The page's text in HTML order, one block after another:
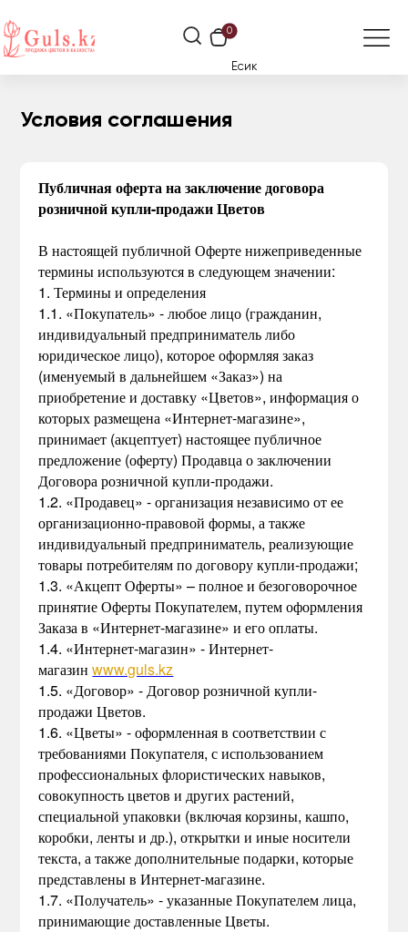
0
Есик
Условия соглашения
Публичная оферта на заключение договора
розничной купли-продажи Цветов
В настоящей публичной Оферте нижеприведенные
термины используются в следующем значении:
1. Термины и определения
1.1. «Покупатель» - любое лицо (гражданин,
индивидуальный предприниматель либо
юридическое лицо), которое оформляя заказ
(именуемый в дальнейшем «Заказ») на
приобретение и доставку «Цветов», информация о
которых размещена «Интернет-магазине»,
принимает (акцептует) настоящее публичное
предложение (оферту) Продавца о заключении
Договора розничной купли-продажи.
1.2. «Продавец» - организация независимо от ее
организационно-правовой формы, а также
индивидуальный предприниматель, реализующие
товары потребителям по договору купли-продажи;
1.3. «Акцепт Оферты» – полное и безоговорочное
принятие Оферты Покупателем, путем оформления
Заказа в «Интернет-магазине» и его оплаты.
1.4. «Интернет-магазин» - Интернет-
магазинwww.guls.kz
1.5. «Договор» - Договор розничной купли-
продажи Цветов.
1.6. «Цветы» - оформленная в соответствии с
требованиями Покупателя, с использованием
профессиональных флористических навыков,
совокупность цветов и других растений,
специальной упаковки (включая корзины, кашпо,
коробки, ленты и др.), открытки и иные носители
текста, а также дополнительные подарки, которые
представлены в Интернет-магазине.
1.7. «Получатель» - указанные Покупателем лица,
принимающие доставленные Цветы.